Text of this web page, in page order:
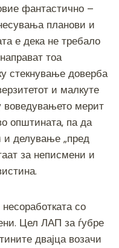
фантастично –
планови и
е дека не требало
тоа
стекнување доверба
и малкуте
воведувањето мерит
општината, па да
делување „пред
за неписмени и
со
Цел ЛАП за ѓубре
двајца возачи